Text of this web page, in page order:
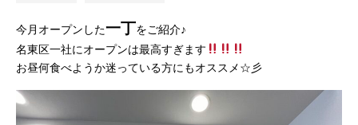
今月オープンした一丁をご紹介♪
名東区一社にオープンは最高すぎます
お昼何食べようか迷っている方にもオススメ☆彡